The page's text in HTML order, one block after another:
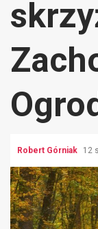
Robert Górniak 12